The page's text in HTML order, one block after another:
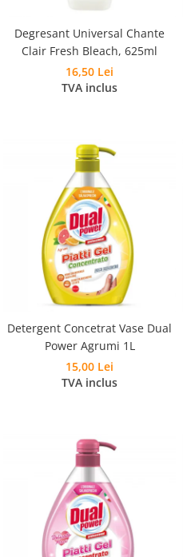
Degresant Universal Chante
Clair Fresh Bleach, 625ml
16,50 Lei
TVA inclus
Detergent Concetrat Vase Dual
Power Agrumi 1L
15,00 Lei
TVA inclus